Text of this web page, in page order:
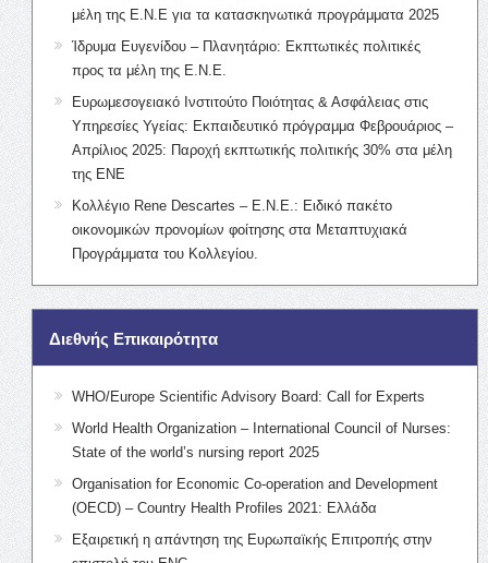
μέλη της Ε.Ν.Ε για τα κατασκηνωτικά προγράμματα 2025
Ίδρυμα Ευγενίδου – Πλανητάριο: Εκπτωτικές πολιτικές
προς τα μέλη της Ε.Ν.Ε.
Ευρωμεσογειακό Ινστιτούτο Ποιότητας & Ασφάλειας στις
Υπηρεσίες Υγείας: Εκπαιδευτικό πρόγραμμα Φεβρουάριος –
Απρίλιος 2025: Παροχή εκπτωτικής πολιτικής 30% στα μέλη
της ΕΝΕ
Κολλέγιο Rene Descartes – Ε.Ν.Ε.: Ειδικό πακέτο
οικονομικών προνομίων φοίτησης στα Μεταπτυχιακά
Προγράμματα του Κολλεγίου.
Διεθνής Επικαιρότητα
WHO/Europe Scientific Advisory Board: Call for Experts
World Health Organization – International Council of Nurses:
State of the world’s nursing report 2025
Organisation for Economic Co-operation and Development
(OECD) – Country Health Profiles 2021: Ελλάδα
Εξαιρετική η απάντηση της Ευρωπαϊκής Επιτροπής στην